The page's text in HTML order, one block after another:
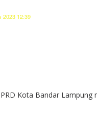
2023 12:39
Kota Bandar Lampung